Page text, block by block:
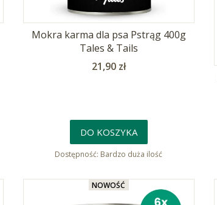
Mokra karma dla psa Pstrąg 400g
Tales & Tails
Cena
21,90 zł
DO KOSZYKA
Dostępność: Bardzo duża ilość
NOWOŚĆ